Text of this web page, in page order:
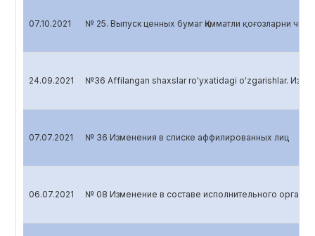
07.10.2021 № 25. Выпуск ценных бумаг Қимматли қоғозларни
24.09.2021 №36 Affilangan shaxslar ro'yxatidagi o'zgarishlar.
07.07.2021 № 36 Изменения в списке аффилированных лиц
06.07.2021 № 08 Изменение в составе исполнительного органа